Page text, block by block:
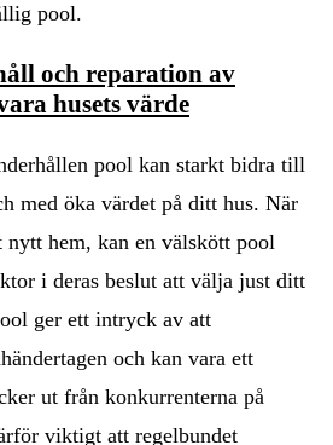
pool.
och reparation av
husets värde
pool kan starkt bidra till
med öka värdet på ditt hus. När
nytt hem, kan en välskött pool
i deras beslut att välja just ditt
ger ett intryck av att
och kan vara ett
ut från konkurrenterna på
viktigt att regelbundet